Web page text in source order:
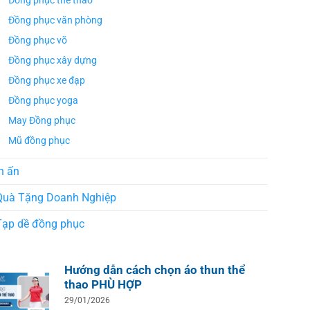
Đồng phục văn phòng
Đồng phục võ
Đồng phục xây dựng
Đồng phục xe đạp
Đồng phục yoga
May Đồng phục
Mũ đồng phục
ấn
Tặng Doanh Nghiệp
dề đồng phục
Hướng dẫn cách chọn áo thun thể
thao PHÙ HỢP
29/01/2026